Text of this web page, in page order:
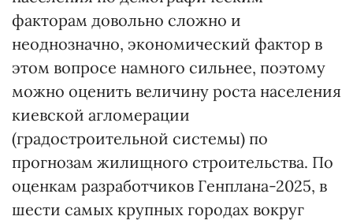
факторам довольно сложно и
неоднозначно, экономический фактор в
этом вопросе намного сильнее, поэтому
можно оценить величину роста населения
киевской агломерации
(градостроительной системы) по
прогнозам жилищного строительства. По
оценкам разработчиков Генплана-2025, в
шести самых крупных городах вокруг